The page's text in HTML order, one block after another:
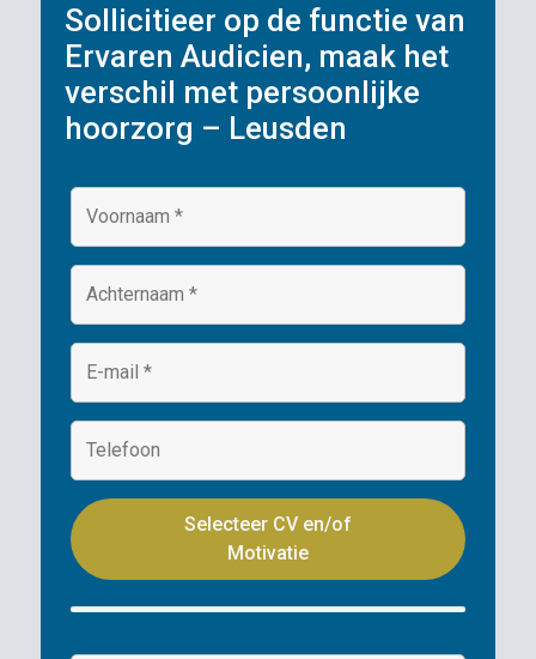
Sollicitieer op de functie van
Ervaren Audicien, maak het
verschil met persoonlijke
hoorzorg – Leusden
Selecteer CV en/of
Motivatie